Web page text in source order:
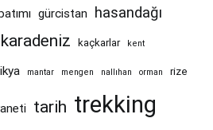
gürcistan hasandağı
karadeniz kaçkarlar kent
mantar mengen nallıhan orman rize
tarih trekking